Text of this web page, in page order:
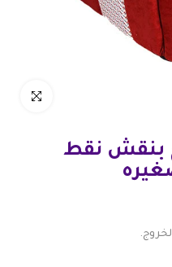
انقر للتكبير
بنقش نقط